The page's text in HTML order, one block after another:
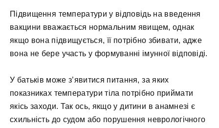
Підвищення температури у відповідь на введення
вакцини вважається нормальним явищем, однак
якщо вона підвищується, її потрібно збивати, адже
вона не бере участь у формуванні імунної відповіді.
У батьків може з’явитися питання, за яких
показниках температури тіла потрібно приймати
якісь заходи. Так ось, якщо у дитини в анамнезі є
схильність до судом або порушення неврологічного